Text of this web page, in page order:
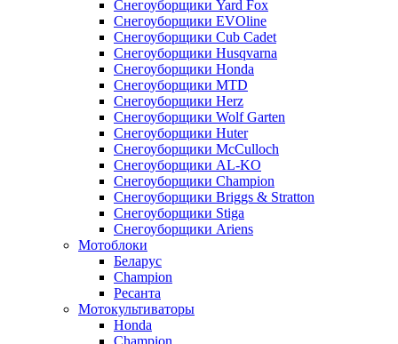
Снегоуборщики Yard Fox
Снегоуборщики EVOline
Снегоуборщики Cub Cadet
Снегоуборщики Husqvarna
Снегоуборщики Honda
Снегоуборщики MTD
Снегоуборщики Herz
Снегоуборщики Wolf Garten
Снегоуборщики Huter
Снегоуборщики McCulloch
Снегоуборщики AL-KO
Снегоуборщики Champion
Снегоуборщики Briggs & Stratton
Снегоуборщики Stiga
Снегоуборщики Ariens
Мотоблоки
Беларус
Champion
Ресанта
Мотокультиваторы
Honda
Champion